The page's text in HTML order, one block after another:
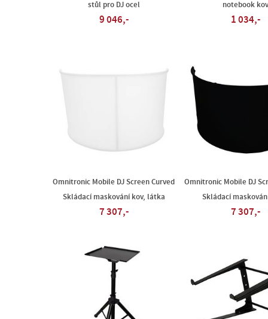
stůl pro DJ ocel
9 046,-
notebook kov
1 034,-
Omnitronic Mobile DJ Screen Curved
Skládací maskování kov, látka
7 307,-
Omnitronic Mobile DJ
Skládací
7 307,-